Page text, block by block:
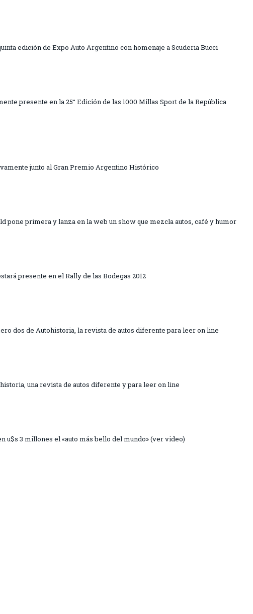
edición de Expo Auto Argentino con homenaje a Scuderia Bucci
presente en la 25° Edición de las 1000 Millas Sport de la República
junto al Gran Premio Argentino Histórico
pone primera y lanza en la web un show que mezcla autos, café y humor
presente en el Rally de las Bodegas 2012
dos de Autohistoria, la revista de autos diferente para leer on line
una revista de autos diferente y para leer on line
u$s 3 millones el «auto más bello del mundo» (ver video)